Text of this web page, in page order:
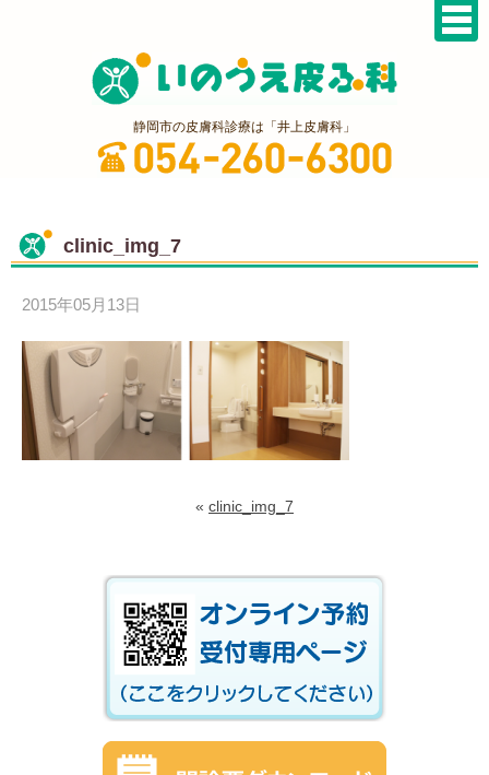
静岡市の皮膚科診療は「井上皮膚科」
clinic_img_7
2015年05月13日
« clinic_img_7